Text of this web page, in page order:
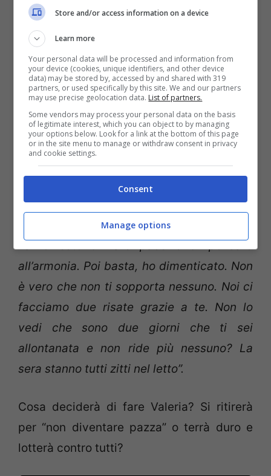
di confidenza a quella persona. Come feci
io, poi piano piano si è risanato. Perché
altrimenti ti fai male tu, devi pensare a te.
E’ un’autodifesa, devi stare bene tu. Io non
voglio più stare male, ma che ti frega, mica
sono cose importanti. Hanno ucciso
qualcuno? A te ha dato fastidio – come
diede fastidio a me – quell’aggressione
inutile. Io volevo solo difendere gli altri e
ha mangiato me, violentemente e io poi ho
reagito. Poi è passata grazie a te che mi
hai chiesto di fare pace e di pensare
all’armonia. Poi basta, ho dimenticato. Non
è vero che non ti sopporta nessuno. Noi ci
facciamo due risate grazie a te. Non lo
vedi che sono due giorni che ti sei
allontanata e non ride più nessuno? La
sera stanno tutti zitti nel letto”.
Cosa deciderà di fare Valeria? Si ritirerà
per “non diventare pazza” o terrà duro e
lotterà contro tutti?
Store and/or access information on a device
Learn more
Your personal data will be processed and information from
your device (cookies, unique identifiers, and other device
data) may be stored by, accessed by and shared with 319
partners, or used specifically by this site. We and our partners
may use precise geolocation data. List of partners.
Some vendors may process your personal data on the basis
of legitimate interest, which you can object to by managing
your options below. Look for a link at the bottom of this page
or in the site menu to manage or withdraw consent in privacy
and cookie settings.
Consent
Manage options